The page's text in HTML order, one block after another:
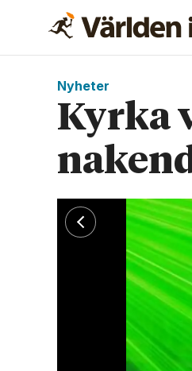
Nyheter
Kyrka